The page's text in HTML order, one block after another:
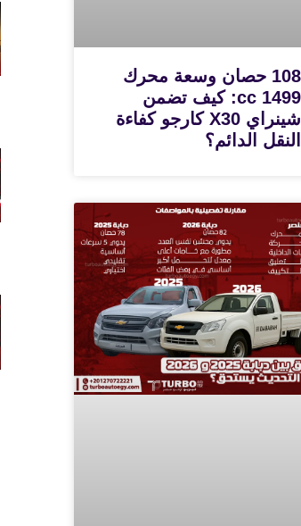
108 حصان وسعة محرك
1499 cc: كيف تضمن
شينراي X30 كارجو كفاءة
النقل الدائم؟